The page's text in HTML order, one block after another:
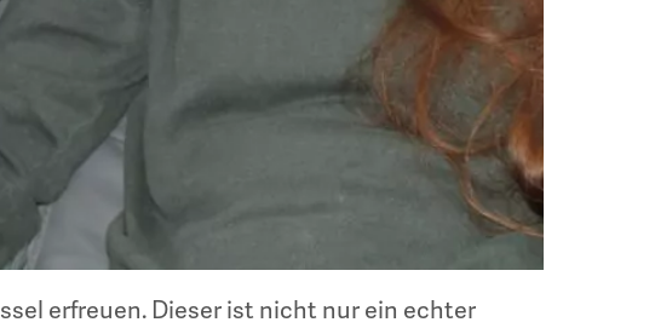
erfreuen. Dieser ist nicht nur ein echter